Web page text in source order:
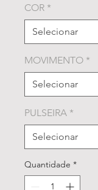
COR *
MOVIMENTO *
PULSEIRA *
Quantidade *